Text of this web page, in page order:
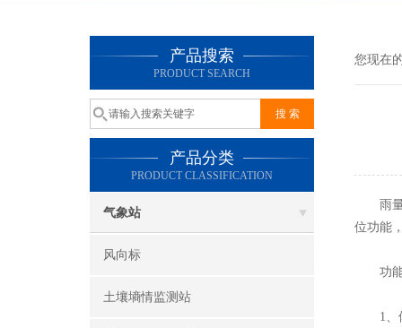
产品搜索
PRODUCT SEARCH
产品分类
PRODUCT CLASSIFICATION
气象站
风向标
土壤墒情监测站
您现在
雨量
位功能
功能
1、体